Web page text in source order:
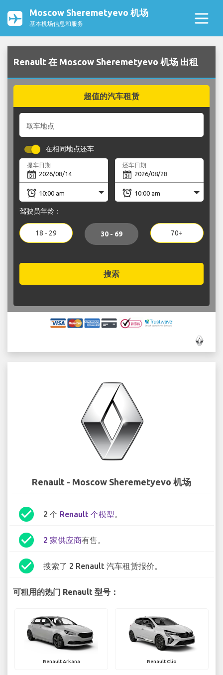
Moscow Sheremetyevo 机场
基本机场信息和服务
Renault 在 Moscow Sheremetyevo 机场 出租
超值的汽车租赁
取车地点
在相同地点还车
提车日期 还车日期
驾驶员年龄：
18 - 29 30 - 69 70+
搜索
Renault - Moscow Sheremetyevo 机场
check_circle 2 个 Renault 个模型。
check_circle 2 家供应商有售。
check_circle 搜索了 2 Renault 汽车租赁报价。
可租用的热门 Renault 型号：
Renault Arkana Renault Clio